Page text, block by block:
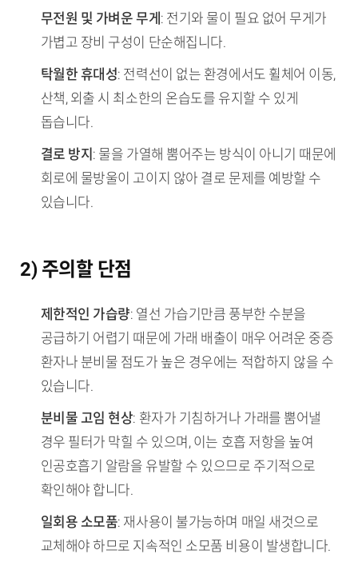
무전원 및 가벼운 무게 : 전기와 물이 필요 없어 무게가
가볍고 장비 구성이 단순해집니다.
탁월한 휴대성: 전력선이 없는 환경에서도 휠체어 이동,
산책, 외출 시 최소한의 온습도를 유지할 수 있게
돕습니다.
결로 방지 : 물을 가열해 뿜어주는 방식이 아니기 때문에
회로에 물방울이 고이지 않아 결로 문제를 예방할 수
있습니다.
2) 주의할 단점
제한적인 가습량: 열선 가습기만큼 풍부한 수분을
공급하기 어렵기 때문에 가래 배출이 매우 어려운 중증
환자나 분비물 점도가 높은 경우에는 적합하지 않을 수
있습니다.
분비물 고임 현상: 환자가 기침하거나 가래를 뿜어낼
경우 필터가 막힐 수 있으며, 이는 호흡 저항을 높여
인공호흡기 알람을 유발할 수 있으므로 주기적으로
확인해야 합니다.
일회용 소모품: 재사용이 불가능하며 매일 새것으로
교체해야 하므로 지속적인 소모품 비용이 발생합니다.